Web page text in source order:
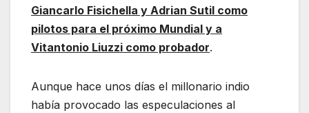
Giancarlo Fisichella y Adrian Sutil como
pilotos para el próximo Mundial y a
Vitantonio Liuzzi como probador.
Aunque hace unos días el millonario indio
había provocado las especulaciones al